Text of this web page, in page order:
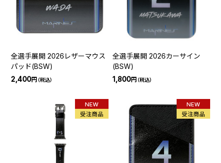
全選手展開 2026レザーマウス
パッド(BSW)
2,400円（税込）
全選手展開 2026カーサイン
(BSW)
1,800円（税込）
NEW
受注商品
NEW
受注商品